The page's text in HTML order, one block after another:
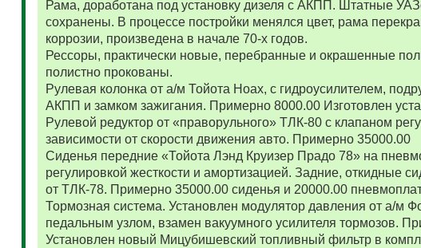
Рама, доработана под установку дизеля с АКПП. Штатные
сохранены. В процессе постройки менялся цвет, рама
коррозии, произведена в начале 70-х годов.
Рессоры, практически новые, перебранные и окрашенные
полистно прокованы.
Рулевая колонка от а/м Тойота Ноах, с гидроусилителем,
АКПП и замком зажигания. Примерно 8000.00 Изготовлен
Рулевой редуктор от «праворульного» ТЛК-80 с клапаном
зависимости от скорости движения авто. Примерно 35000.00
Сиденья передние «Тойота Лэнд Круизер Прадо 78» на
регулировкой жесткости и амортизацией. Задние, откидные
от ТЛК-78. Примерно 35000.00 сиденья и 20000.00
Тормозная система. Установлен модулятор давления от а/м
педальным узлом, взамен вакуумного усилителя тормозов.
Установлен новый Мицубишевский топливный фильтр в